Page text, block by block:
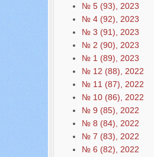
№ 5 (93), 2023
№ 4 (92), 2023
№ 3 (91), 2023
№ 2 (90), 2023
№ 1 (89), 2023
№ 12 (88), 2022
№ 11 (87), 2022
№ 10 (86), 2022
№ 9 (85), 2022
№ 8 (84), 2022
№ 7 (83), 2022
№ 6 (82), 2022